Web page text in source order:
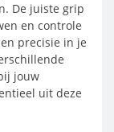
De juiste grip
en controle
precisie in je
jouw
uit deze